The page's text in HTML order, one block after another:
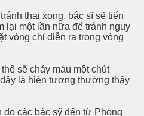
thai xong, bác sĩ sẽ tiến
lại một lần nữa để tránh nguy
vòng chỉ diễn ra trong vòng
sẽ chảy máu một chút
là hiện tượng thường thấy
các bác sỹ đến từ Phòng